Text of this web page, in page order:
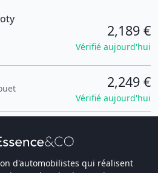
2,189 €
Vérifié aujourd'hui
2,249 €
Vérifié aujourd'hui
d'automobilistes qui réalisent